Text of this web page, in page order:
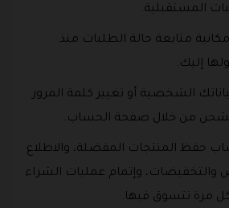
المستقبلية.
متابعة حالة الطلبات منذ
إليك.
الشخصية أو تغيير كلمة المرور
من خلال صفحة الحساب.
حفظ المنتجات المفضلة، والاطلاع
والتخفيضات، وإتمام عمليات الشراء
مرة تتسوق فيها.